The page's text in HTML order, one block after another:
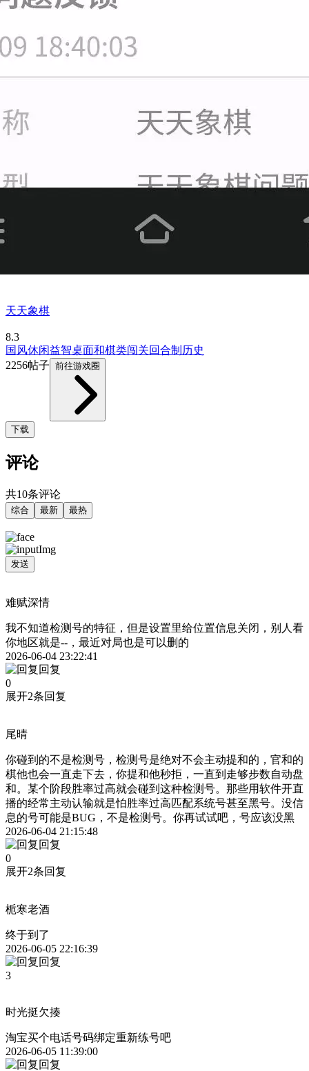
天天象棋
8.3
国风休闲益智桌面和棋类闯关回合制 历史
2256帖子 前往游戏圈
下载
评论
共10条评论
综合 最新 最热
发送
难赋深情
我不知道检测号的特征，但是设置里给位置信息关闭，别人看
你地区就是--，最近对局也是可以删的
2026-06-04 23:22:41
回复
0
展开2条回复
尾晴
你碰到的不是检测号，检测号是绝对不会主动提和的，官和的
棋他也会一直走下去，你提和他秒拒，一直到走够步数自动盘
和。某个阶段胜率过高就会碰到这种检测号。那些用软件开直
播的经常主动认输就是怕胜率过高匹配系统号甚至黑号。没信
息的号可能是BUG，不是检测号。你再试试吧，号应该没黑
2026-06-04 21:15:48
回复
0
展开2条回复
栀寒老酒
终于到了
2026-06-05 22:16:39
回复
3
时光挺欠揍
淘宝买个电话号码绑定重新练号吧
2026-06-05 11:39:00
回复